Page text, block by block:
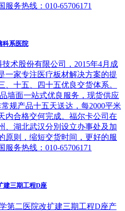
务热线：010-65706171
科系医院
术股份有限公司，2015年4月成
一家专注医疗板材解决方案的提
、十五、四十五优良交货体系。
墙面一站式优良服务，现货供应
规产品十五天送达，每2000平米
内合格交何完成。福尔卡公司在
、湖北武汉分別设立办事处及加
原则，缩短交货时间，更好的服
务热线：010-65706171
建三期工程D座
第二医院改扩建三期工程D座产